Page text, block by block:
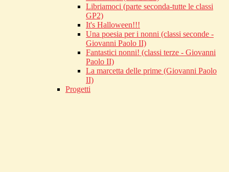
Libriamoci (parte seconda-tutte le classi
GP2)
It's Halloween!!!
Una poesia per i nonni (classi seconde -
Giovanni Paolo II)
Fantastici nonni! (classi terze - Giovanni
Paolo II)
La marcetta delle prime (Giovanni Paolo
II)
Progetti